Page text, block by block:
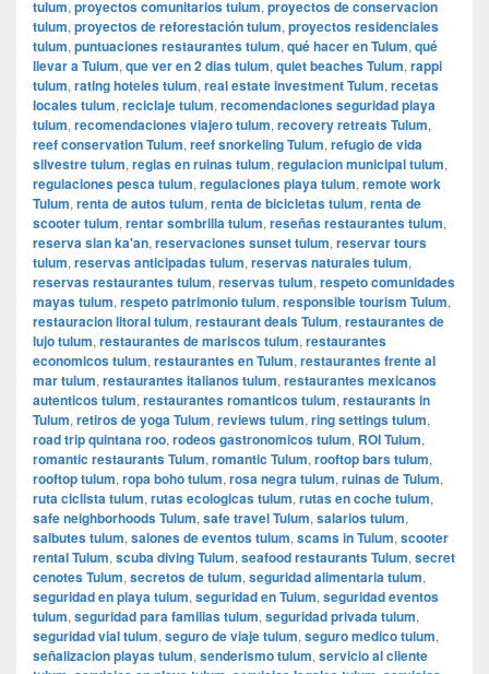
tulum, proyectos comunitarios tulum, proyectos de conservacion
tulum, proyectos de reforestación tulum, proyectos residenciales
tulum, puntuaciones restaurantes tulum, qué hacer en Tulum, qué
llevar a Tulum, que ver en 2 dias tulum, quiet beaches Tulum, rappi
tulum, rating hoteles tulum, real estate investment Tulum, recetas
locales tulum, reciclaje tulum, recomendaciones seguridad playa
tulum, recomendaciones viajero tulum, recovery retreats Tulum,
reef conservation Tulum, reef snorkeling Tulum, refugio de vida
silvestre tulum, reglas en ruinas tulum, regulacion municipal tulum,
regulaciones pesca tulum, regulaciones playa tulum, remote work
Tulum, renta de autos tulum, renta de bicicletas tulum, renta de
scooter tulum, rentar sombrilla tulum, reseñas restaurantes tulum,
reserva sian ka'an, reservaciones sunset tulum, reservar tours
tulum, reservas anticipadas tulum, reservas naturales tulum,
reservas restaurantes tulum, reservas tulum, respeto comunidades
mayas tulum, respeto patrimonio tulum, responsible tourism Tulum,
restauracion litoral tulum, restaurant deals Tulum, restaurantes de
lujo tulum, restaurantes de mariscos tulum, restaurantes
economicos tulum, restaurantes en Tulum, restaurantes frente al
mar tulum, restaurantes italianos tulum, restaurantes mexicanos
autenticos tulum, restaurantes romanticos tulum, restaurants in
Tulum, retiros de yoga Tulum, reviews tulum, ring settings tulum,
road trip quintana roo, rodeos gastronomicos tulum, ROI Tulum,
romantic restaurants Tulum, romantic Tulum, rooftop bars tulum,
rooftop tulum, ropa boho tulum, rosa negra tulum, ruinas de Tulum,
ruta ciclista tulum, rutas ecologicas tulum, rutas en coche tulum,
safe neighborhoods Tulum, safe travel Tulum, salarios tulum,
salbutes tulum, salones de eventos tulum, scams in Tulum, scooter
rental Tulum, scuba diving Tulum, seafood restaurants Tulum, secret
cenotes Tulum, secretos de tulum, seguridad alimentaria tulum,
seguridad en playa tulum, seguridad en Tulum, seguridad eventos
tulum, seguridad para familias tulum, seguridad privada tulum,
seguridad vial tulum, seguro de viaje tulum, seguro medico tulum,
señalizacion playas tulum, senderismo tulum, servicio al cliente